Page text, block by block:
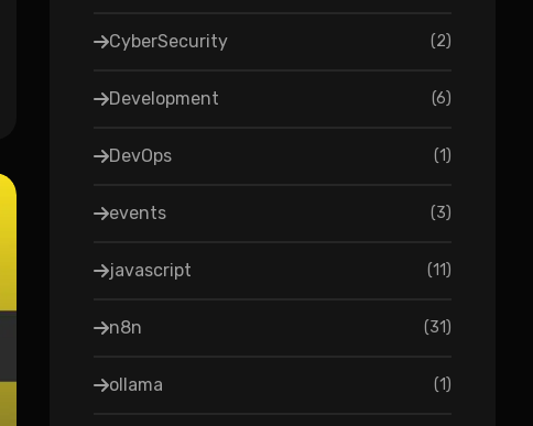
CyberSecurity (2)
Development (6)
DevOps (1)
events (3)
javascript (11)
n8n (31)
ollama (1)